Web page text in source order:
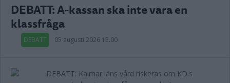
DEBATT: A-kassan ska inte vara en
klassfråga
DEBATT 05 augusti 2026 15.00